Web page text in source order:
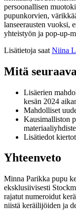
persoonallisen
pupunkorvien,
lanseerausten vuoksi,
yhteistyön ja pop-up-
Lisätietoja saat Niina
Mitä
Lisäerien
kesän 2024
Mahdolliset
Kausimalliston
Lisätiedot
Yhteenveto
Minna Parikka pupu
eksklusiivisesti
rajatut numeroidut
niistä keräilijöiden ja